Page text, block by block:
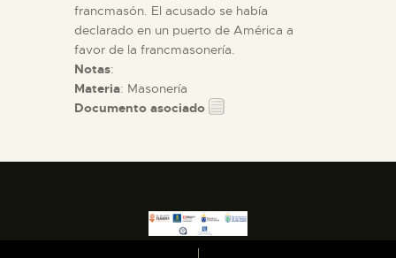
francmasón. El acusado se había
declarado en un puerto de América a
favor de la francmasonería.
Notas:
Materia: Masonería
Documento asociado